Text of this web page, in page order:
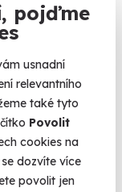
pojďme
usnadní
relevantního
také tyto
Povolit
cookies na
se dozvíte více
povolit jen
9.6
Shelby
vás